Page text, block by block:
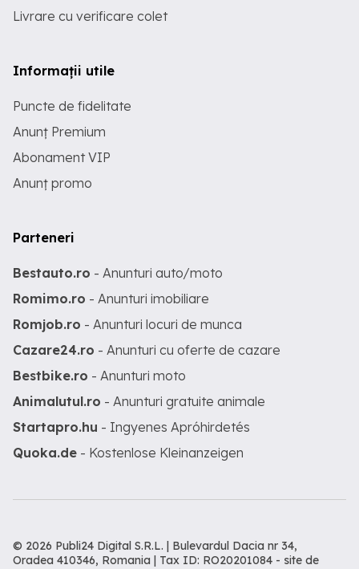
Livrare cu verificare colet
Informații utile
Puncte de fidelitate
Anunț Premium
Abonament VIP
Anunț promo
Parteneri
Bestauto.ro - Anunturi auto/moto
Romimo.ro - Anunturi imobiliare
Romjob.ro - Anunturi locuri de munca
Cazare24.ro - Anunturi cu oferte de cazare
Bestbike.ro - Anunturi moto
Animalutul.ro - Anunturi gratuite animale
Startapro.hu - Ingyenes Apróhirdetés
Quoka.de - Kostenlose Kleinanzeigen
© 2026 Publi24 Digital S.R.L. | Bulevardul Dacia nr 34,
Oradea 410346, Romania | Tax ID: RO20201084 - site de